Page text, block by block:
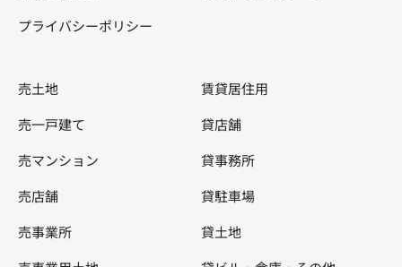
プライバシーポリシー
売土地
売一戸建て
売マンション
売店舗
売事業所
賃貸居住用
貸店舗
貸事務所
貸駐車場
貸土地